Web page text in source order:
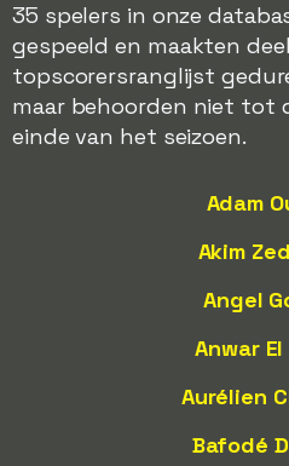
35 spelers in onze
gespeeld en maakten
topscorersranglijst
maar behoorden niet tot
einde van het seizoen.
Adam
Akim
Angel
Anwar El
Aurélien
Bafodé